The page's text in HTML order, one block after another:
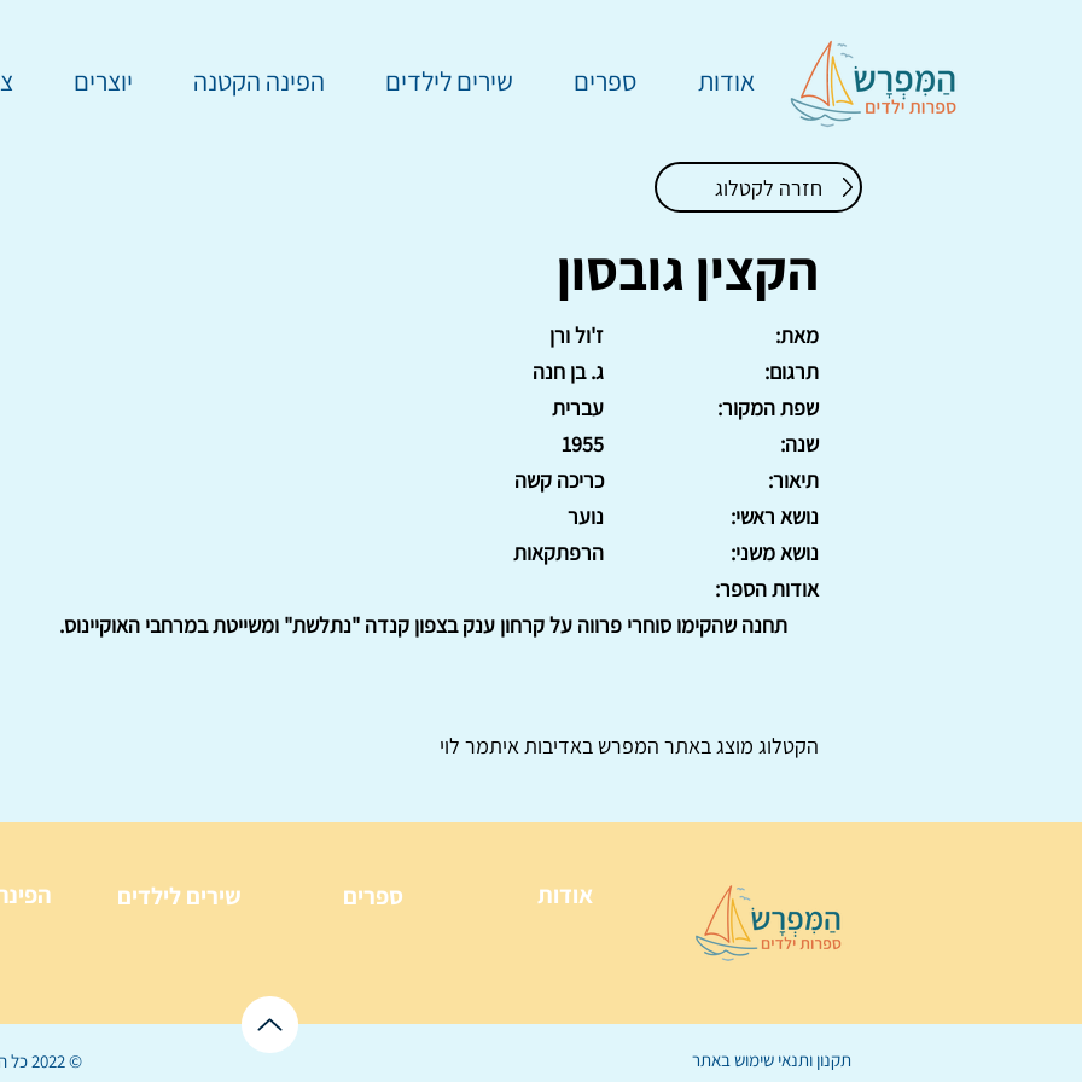
אודות ספרים שירים לילדים הפינה הקטנה יוצרים
חזרה לקטלוג
הקצין גובסון
ז'ול ורן
מאת:
ג. בן חנה
תרגום:
עברית
שפת המקור:
1955
שנה:
כריכה קשה
תיאור:
נוער
נושא ראשי:
הרפתקאות
נושא משני:
אודות הספר:
תחנה שהקימו סוחרי פרווה על קרחון ענק בצפון קנדה "נתלשת" ומשייטת במרחבי האוקיינוס.
הקטלוג מוצג באתר המפרש באדיבות איתמר לוי
שירים לילדים ספרים אודות
© 2022 כל הזכויות שמורות ל תקנון ותנאי שימוש באתר